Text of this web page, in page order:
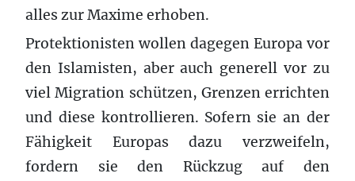
alles zur Maxime erhoben.
Protektionisten wollen dagegen Europa vor
den Islamisten, aber auch generell vor zu
viel Migration schützen, Grenzen errichten
und diese kontrollieren. Sofern sie an der
Fähigkeit Europas dazu verzweifeln,
fordern sie den Rückzug auf den